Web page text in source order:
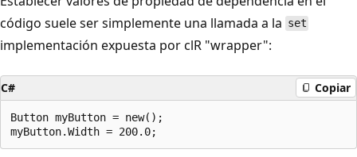
código suele ser simplemente una llamada a la set
implementación expuesta por clR "wrapper":
C# Copiar
Button myButton = new();